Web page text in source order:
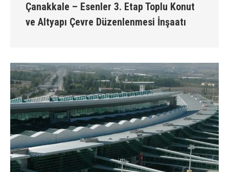
Çanakkale – Esenler 3. Etap Toplu Konut
ve Altyapı Çevre Düzenlenmesi İnşaatı